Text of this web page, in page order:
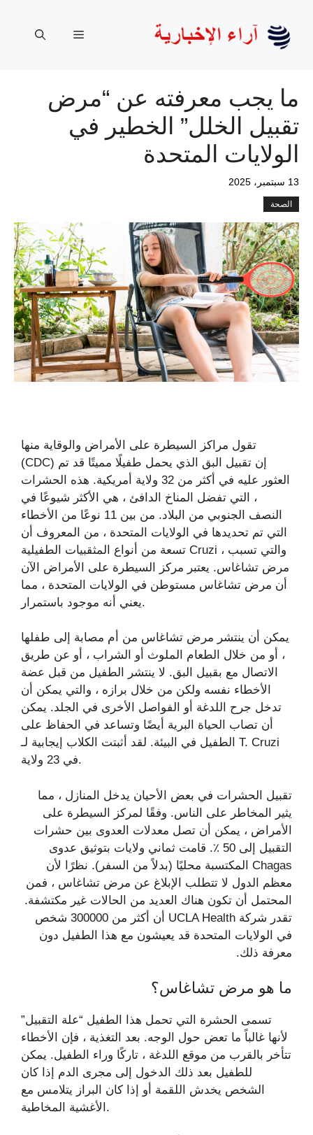
المحتوى
القائمة
ما يجب معرفته عن “مرض
تقبيل الخلل” الخطير في
الولايات المتحدة
13 سبتمبر، 2025
الصحة
تقول مراكز السيطرة على الأمراض والوقاية منها
(CDC) إن تقبيل البق الذي يحمل طفيلًا مميتًا قد تم
العثور عليه في أكثر من 32 ولاية أمريكية. هذه الحشرات
، التي تفضل المناخ الدافئ ، هي الأكثر شيوعًا في
النصف الجنوبي من البلاد. من بين 11 نوعًا من الأخطاء
التي تم تحديدها في الولايات المتحدة ، من المعروف أن
تسعة من أنواع المثقبيات الطفيلية Cruzi ، والتي تسبب
مرض تشاغاس. يعتبر مركز السيطرة على الأمراض الآن
أن مرض تشاغاس مستوطن في الولايات المتحدة ، مما
يعني أنه موجود باستمرار.
يمكن أن ينتشر مرض تشاغاس من أم مصابة إلى طفلها
، أو من خلال الطعام الملوث أو الشراب ، أو عن طريق
الاتصال مع بقبيل البق. لا ينتشر الطفيل من قبل عضة
الأخطاء نفسه ولكن من خلال برازه ، والتي يمكن أن
تدخل جرح اللدغة أو الفواصل الأخرى في الجلد. يمكن
أن تصاب الحياة البرية أيضًا وتساعد في الحفاظ على
الطفيل في البيئة. لقد أثبتت الكلاب إيجابية لـ T. Cruzi
في 23 ولاية.
تقبيل الحشرات في بعض الأحيان يدخل المنازل ، مما
يثير المخاطر على الناس. وفقًا لمركز السيطرة على
الأمراض ، يمكن أن تصل معدلات العدوى بين حشرات
التقبيل إلى 50 ٪. قامت ثماني ولايات بتوثيق عدوى
Chagas المكتسبة محليًا (بدلاً من السفر). نظرًا لأن
معظم الدول لا تتطلب الإبلاغ عن مرض تشاغاس ، فمن
المحتمل أن تكون هناك العديد من الحالات غير مكتشفة.
تقدر شركة UCLA Health أن أكثر من 300000 شخص
في الولايات المتحدة قد يعيشون مع هذا الطفيل دون
معرفة ذلك.
ما هو مرض تشاغاس؟
تسمى الحشرة التي تحمل هذا الطفيل “علة التقبيل”
لأنها غالباً ما تعض حول الوجه. بعد التغذية ، فإن الأخطاء
تتأخر بالقرب من موقع اللدغة ، تاركًا وراء الطفيل. يمكن
للطفيل بعد ذلك الدخول إلى مجرى الدم إذا كان
الشخص يخدش اللقمة أو إذا كان البراز يتلامس مع
الأغشية المخاطية.